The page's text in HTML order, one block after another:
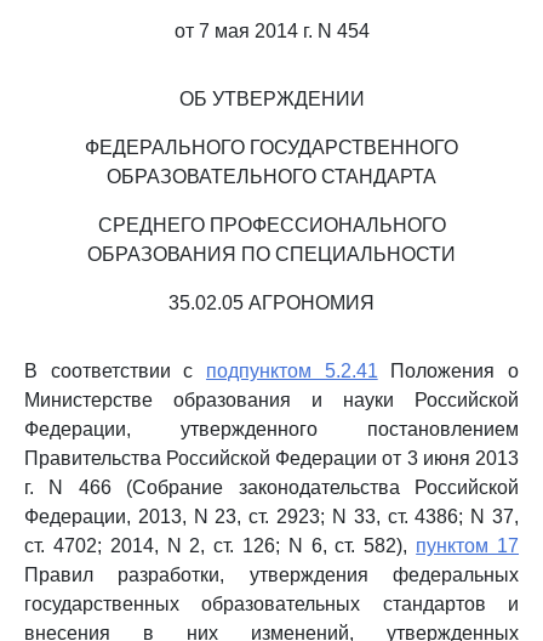
от 7 мая 2014 г. N 454
ОБ УТВЕРЖДЕНИИ
ФЕДЕРАЛЬНОГО ГОСУДАРСТВЕННОГО
ОБРАЗОВАТЕЛЬНОГО СТАНДАРТА
СРЕДНЕГО ПРОФЕССИОНАЛЬНОГО
ОБРАЗОВАНИЯ ПО СПЕЦИАЛЬНОСТИ
35.02.05 АГРОНОМИЯ
В соответствии с подпунктом 5.2.41 Положения о
Министерстве образования и науки Российской
Федерации, утвержденного постановлением
Правительства Российской Федерации от 3 июня 2013
г. N 466 (Собрание законодательства Российской
Федерации, 2013, N 23, ст. 2923; N 33, ст. 4386; N 37,
ст. 4702; 2014, N 2, ст. 126; N 6, ст. 582), пунктом 17
Правил разработки, утверждения федеральных
государственных образовательных стандартов и
внесения в них изменений, утвержденных